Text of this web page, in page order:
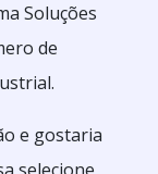
Soluções
de
e gostaria